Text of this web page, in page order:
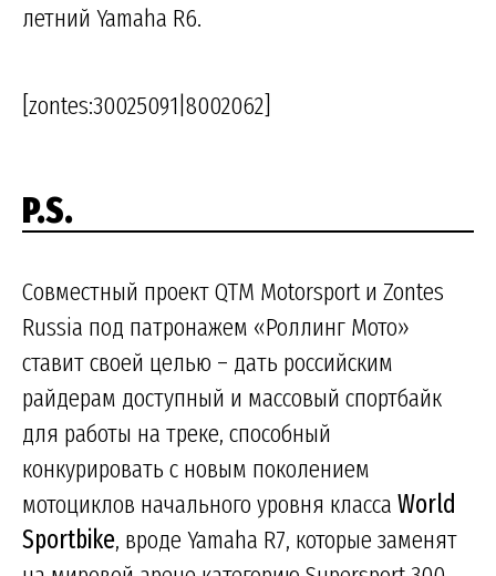
летний Yamaha R6.
[zontes:30025091|8002062]
P.S.
Совместный проект QTM Motorsport и Zontes
Russia под патронажем «Роллинг Мото»
ставит своей целью – дать российским
райдерам доступный и массовый спортбайк
для работы на треке, способный
конкурировать с новым поколением
мотоциклов начального уровня класса World
Sportbike, вроде Yamaha R7, которые заменят